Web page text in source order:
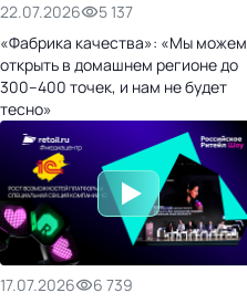
22.07.2026
5 137
«Фабрика качества»: «Мы можем
открыть в домашнем регионе до
300–400 точек, и нам не будет
тесно»
17.07.2026
6 739